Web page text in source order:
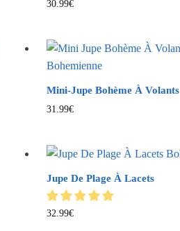
30.99€
Mini-Jupe Bohème À Volants
31.99€
Jupe De Plage À Lacets
32.99€